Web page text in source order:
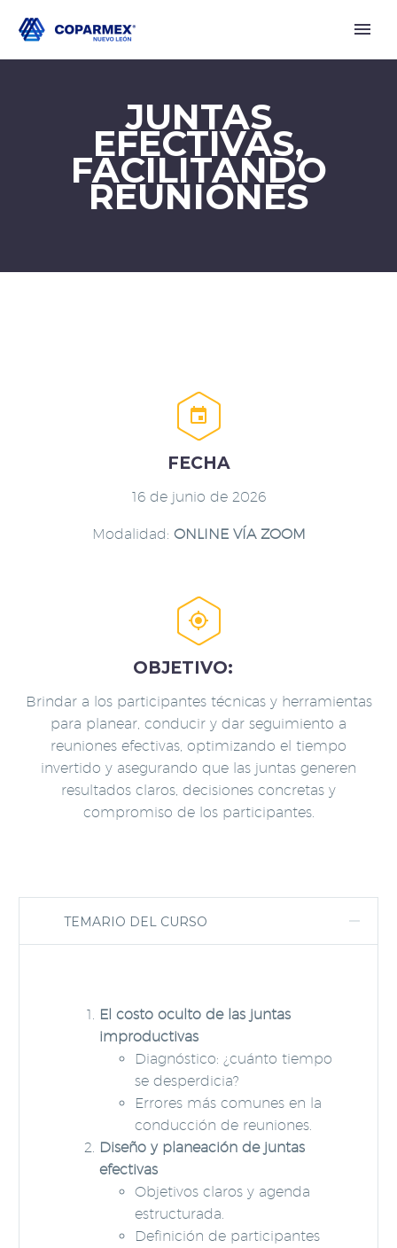
JUNTAS
EFECTIVAS,
FACILITANDO
REUNIONES


FECHA
16 de junio de 2026
Modalidad: ONLINE VÍA ZOOM


OBJETIVO:
Brindar a los participantes técnicas y herramientas
para planear, conducir y dar seguimiento a
reuniones efectivas, optimizando el tiempo
invertido y asegurando que las juntas generen
resultados claros, decisiones concretas y
compromiso de los participantes.
TEMARIO DEL CURSO
El costo oculto de las juntas
improductivas
Diagnóstico: ¿cuánto tiempo
se desperdicia?
Errores más comunes en la
conducción de reuniones.
Diseño y planeación de juntas
efectivas
Objetivos claros y agenda
estructurada.
Definición de participantes